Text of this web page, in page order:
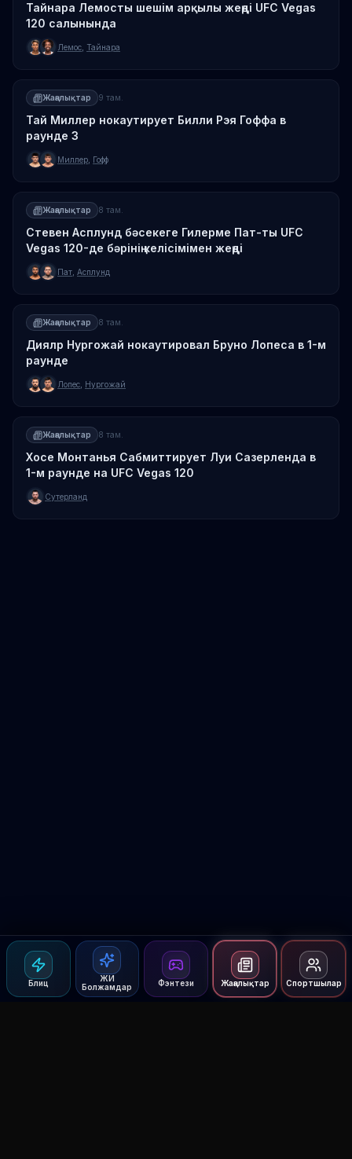
Блиц
ЖИ
Болжамдар
Фэнтези Жаңалықтар Спортшылар
Тайнара Лемосты шешім арқылы жеңді UFC Vegas
120 салынында
Лемос Тайнара
Жаңалықтар 9 там.
Тай Миллер нокаутирует Билли Рэя Гоффа в
раунде 3
Миллер Гофф
Жаңалықтар 8 там.
Стевен Асплунд бәсекеге Гилерме Пат-ты UFC
Vegas 120-де бәрінің келісімімен жеңді
Пат Асплунд
Жаңалықтар 8 там.
Диялр Нургожай нокаутировал Бруно Лопеса в 1-м
раунде
Лопес Нургожай
Жаңалықтар 8 там.
Хосе Монтанья Сабмиттирует Луи Сазерленда в
1-м раунде на UFC Vegas 120
Сутерланд